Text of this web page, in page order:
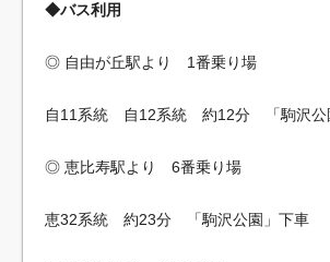
◆バス利用
◎ 自由が丘駅より 1番乗り場
自11系統 自12系統 約12分 「駒沢公
◎ 恵比寿駅より 6番乗り場
恵32系統 約23分 「駒沢公園」下車